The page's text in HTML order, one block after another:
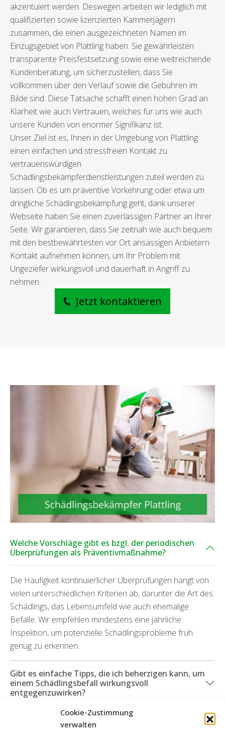
Cookie-Zustimmung
verwalten
akzentuiert werden. Deswegen arbeiten wir lediglich mit
qualifizierten sowie lizenzierten Kammerjägern
zusammen, die einen ausgezeichneten Namen im
Einzugsgebiet von Plattling haben. Sie gewährleisten
transparente Preisfestsetzung sowie eine weitreichende
Kundenberatung, um sicherzustellen, dass Sie
vollkommen über den Verlauf sowie die Gebühren im
Bilde sind. Diese Tatsache schafft einen hohen Grad an
Klarheit wie auch Vertrauen, welches für uns wie auch
unsere Kunden von enormer Signifikanz ist.
Unser Ziel ist es, Ihnen in der Umgebung von Plattling
einen einfachen und stressfreien Kontakt zu
vertrauenswürdigen
Schädlingsbekämpferdienstleistungen zuteil werden zu
lassen. Ob es um präventive Vorkehrung oder etwa um
dringliche Schädlingsbekämpfung geht, dank unserer
Webseite haben Sie einen zuverlässigen Partner an Ihrer
Seite. Wir garantieren, dass Sie zeitnah wie auch bequem
mit den bestbewährtesten vor Ort ansässigen Anbietern
Kontakt aufnehmen können, um Ihr Problem mit
Ungeziefer wirkungsvoll und dauerhaft in Angriff zu
nehmen.
Jetzt kontaktieren
Welche Vorschläge gibt es bzgl. der periodischen
Überprüfungen als Präventivmaßnahme?
Die Häufigkeit kontinuierlicher Überprüfungen hängt von
vielen unterschiedlichen Kriterien ab, darunter die Art des
Schädlings, das Lebensumfeld wie auch ehemalige
Befälle. Wir empfehlen mindestens eine jährliche
Inspektion, um potenzielle Schädlingsprobleme früh
genug zu erkennen.
Gibt es einfache Tipps, die ich beherzigen kann, um
einem Schädlingsbefall wirkungsvoll
entgegenzuwirken?
Was geschieht, wenn Schädigungen durch die
Schädlinge hervorgegangen sind?